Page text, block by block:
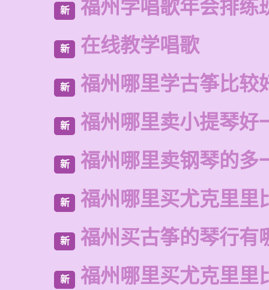
新 福州学唱歌年会排练
新 在线教学唱歌
新 福州哪里学古筝比较
新 福州哪里卖小提琴好
新 福州哪里卖钢琴的多
新 福州哪里买尤克里里
新 福州买古筝的琴行有
新 福州哪里买尤克里里